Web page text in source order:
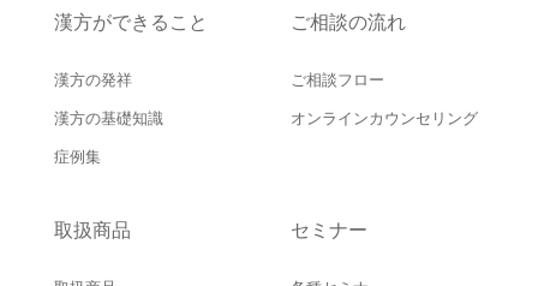
漢方ができること
漢方の発祥
漢方の基礎知識
症例集
ご相談の流れ
ご相談フロー
オンラインカウンセリング
取扱商品 セミナー